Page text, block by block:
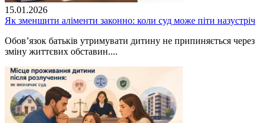
15.01.2026
Як зменшити аліменти законно: коли суд може піти назустріч
Обов’язок батьків утримувати дитину не припиняється через
зміну життєвих обставин....